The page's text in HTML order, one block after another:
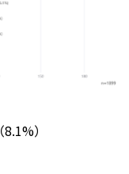
（8.1%）